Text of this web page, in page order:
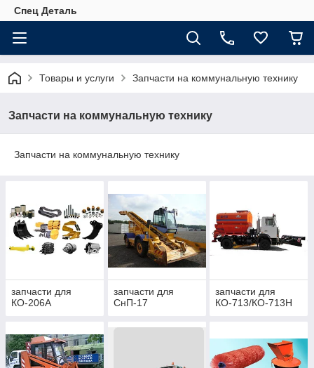
Спец Деталь
Товары и услуги Запчасти на коммунальную технику
Запчасти на коммунальную технику
Запчасти на коммунальную технику
запчасти для
КО-206А
запчасти для
СнП-17
запчасти для
КО-713/КО-713Н